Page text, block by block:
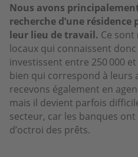
Nous avons
recherche d’une
leur lieu de travail. Ce
locaux qui connaissent
investissent entre 250 000
bien qui correspond à leurs
recevons également en
mais il devient parfois
secteur, car les banques
d’octroi des prêts.